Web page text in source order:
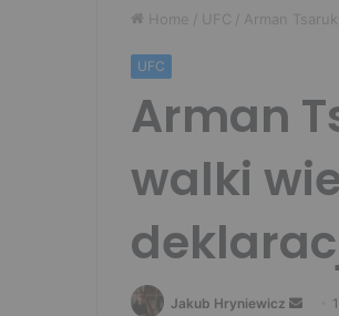
Home / UFC / Arman
UFC
Arman
walki
Jakub Hryniewicz Send